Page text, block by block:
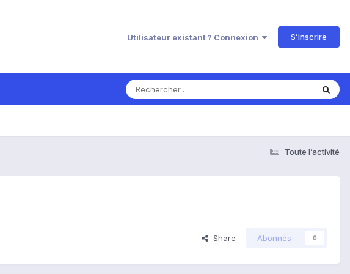
Utilisateur existant ? Connexion S’inscrire
Toute l’activité
Share Abonnés 0